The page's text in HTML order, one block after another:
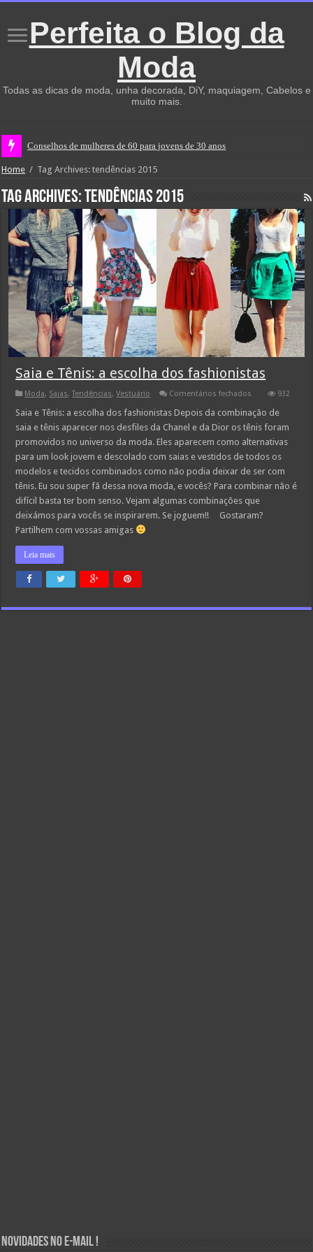
Perfeita o Blog da
Moda
Todas as dicas de moda, unha decorada, DiY, maquiagem, Cabelos e
muito mais.
Conselhos de mulheres de 60 para jovens de 30 anos
Home / Tag Archives: tendências 2015
Tag Archives:tendências 2015
Saia e Tênis: a escolha dos fashionistas
Moda, Saias,Tendências,Vestuário Comentários fechados
e
Tênis:
a
escolha
dos
fashionistas
932
Saia e Tênis: a escolha dos fashionistas Depois da combinação de
saia e tênis aparecer nos desfiles da Chanel e da Dior os tênis foram
promovidos no universo da moda. Eles aparecem como alternativas
para um look jovem e descolado com saias e vestidos de todos os
modelos e tecidos combinados como não podia deixar de ser com
tênis. Eu sou super fã dessa nova moda, e vocês? Para combinar não é
difícil basta ter bom senso. Vejam algumas combinações que
deixámos para vocês se inspirarem. Se joguem!! Gostaram?
Partilhem com vossas amigas
Leia mais
Novidades no E-mail !